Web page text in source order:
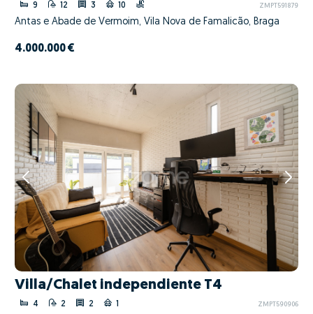
9 12 3 10 ZMPT591879
Antas e Abade de Vermoim, Vila Nova de Famalicão, Braga
4.000.000 €
Villa/Chalet independiente T4
4 2 2 1 ZMPT590906